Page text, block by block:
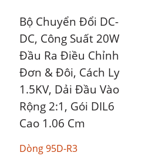
Bộ Chuyển Đổi DC-
DC, Công Suất 20W
Đầu Ra Điều Chỉnh
Đơn & Đôi, Cách Ly
1.5KV, Dải Đầu Vào
Rộng 2:1, Gói DIL6
Cao 1.06 Cm
Dòng 95D-R3